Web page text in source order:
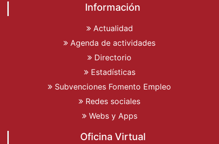
Información
Actualidad
Agenda de actividades
Directorio
Estadísticas
Subvenciones Fomento Empleo
Redes sociales
Webs y Apps
Oficina Virtual